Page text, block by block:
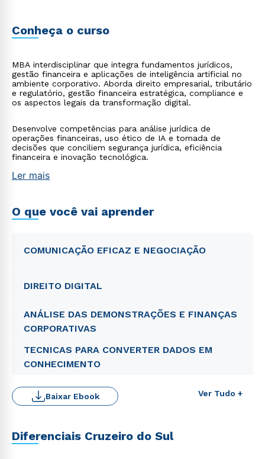
Conheça o curso
MBA interdisciplinar que integra fundamentos jurídicos,
gestão financeira e aplicações de inteligência artificial no
ambiente corporativo. Aborda direito empresarial, tributário
e regulatório, gestão financeira estratégica, compliance e
os aspectos legais da transformação digital.
Desenvolve competências para análise jurídica de
operações financeiras, uso ético de IA e tomada de
decisões que conciliem segurança jurídica, eficiência
financeira e inovação tecnológica.
Ler mais
O que você vai aprender
COMUNICAÇÃO EFICAZ E NEGOCIAÇÃO
DIREITO DIGITAL
ANÁLISE DAS DEMONSTRAÇÕES E FINANÇAS
CORPORATIVAS
TECNICAS PARA CONVERTER DADOS EM
CONHECIMENTO
Ver Tudo +
Baixar Ebook
Diferenciais Cruzeiro do Sul